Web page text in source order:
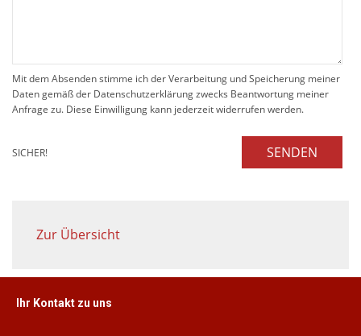
Mit dem Absenden stimme ich der Verarbeitung und Speicherung meiner
Daten gemäß der Datenschutzerklärung zwecks Beantwortung meiner
Anfrage zu. Diese Einwilligung kann jederzeit widerrufen werden.
SICHER! SENDEN
Zur Übersicht
Ihr Kontakt zu uns